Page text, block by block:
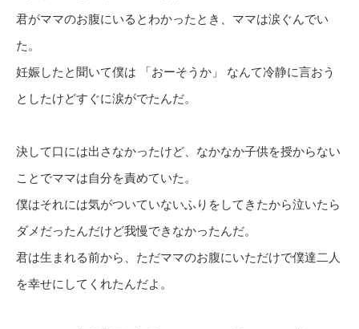
君がママのお腹にいるとわかったとき、ママは涙ぐんでい
た。
妊娠したと聞いて僕は 「おーそうか」 なんて冷静に言おう
としたけどすぐに涙がでたんだ。
決して口には出さなかったけど、なかなか子供を授からない
ことでママは自分を責めていた。
僕はそれには気がついていないふりをしてきたから泣いたら
ダメだったんだけど我慢できなかったんだ。
君は生まれる前から、ただママのお腹にいただけで僕達二人
を幸せにしてくれたんだよ。